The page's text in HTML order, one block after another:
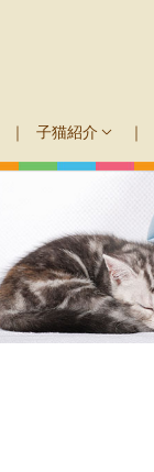
子猫紹介